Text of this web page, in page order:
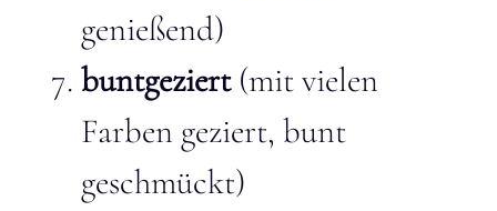
genießend)
buntgeziert(mit vielen
Farben geziert, bunt
geschmückt)